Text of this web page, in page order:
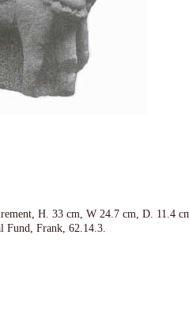
H. 33 cm, W 24.7 cm, D. 11.4
Fund, Frank, 62.14.3.